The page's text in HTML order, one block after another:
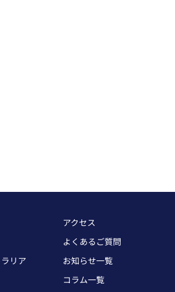
リア
アクセス
よくあるご質問
お知らせ一覧
コラム一覧